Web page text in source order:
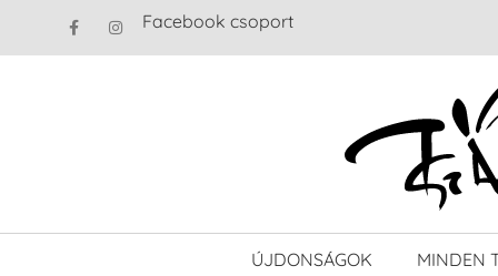
Facebook csoport
ÚJDONSÁGOK MINDEN